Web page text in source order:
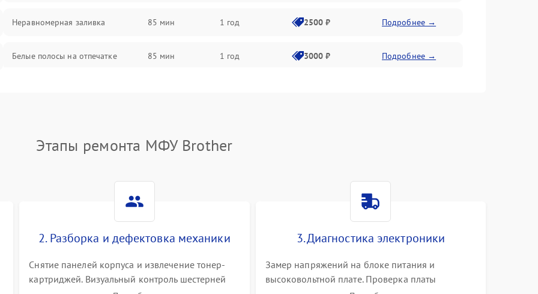
Неравномерная заливка 85 мин 1 год 2500 ₽ Подробнее →
Белые полосы на отпечатке 85 мин 1 год 3000 ₽ Подробнее →
Этапы ремонта МФУ Brother
2. Разборка и дефектовка механики
Снятие панелей корпуса и извлечение тонер-
картриджей. Визуальный контроль шестерней
3. Диагностика электроники
Замер напряжений на блоке питания и
высоковольтной плате. Проверка платы